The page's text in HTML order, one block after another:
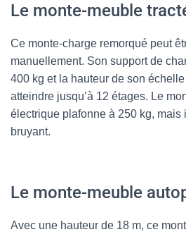
Le monte-meuble
Ce monte-charge remorqué peut
manuellement. Son support de
400 kg et la hauteur de son
atteindre jusqu’à 12 étages. Le
électrique plafonne à 250 kg, mais
bruyant.
Le monte-meuble
Avec une hauteur de 18 m, ce